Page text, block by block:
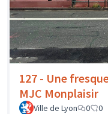
127 - Une
MJC Monplaisir
Ville de Lyon 0 0